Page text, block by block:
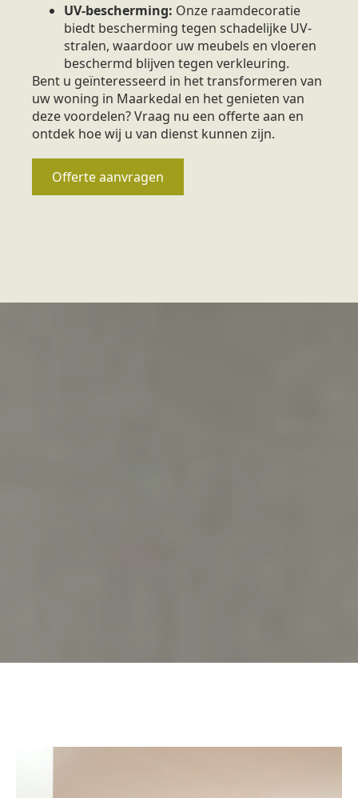
UV-bescherming: Onze raamdecoratie
biedt bescherming tegen schadelijke UV-
stralen, waardoor uw meubels en vloeren
beschermd blijven tegen verkleuring.
Bent u geïnteresseerd in het transformeren van
uw woning in Maarkedal en het genieten van
deze voordelen? Vraag nu een offerte aan en
ontdek hoe wij u van dienst kunnen zijn.
Offerte aanvragen